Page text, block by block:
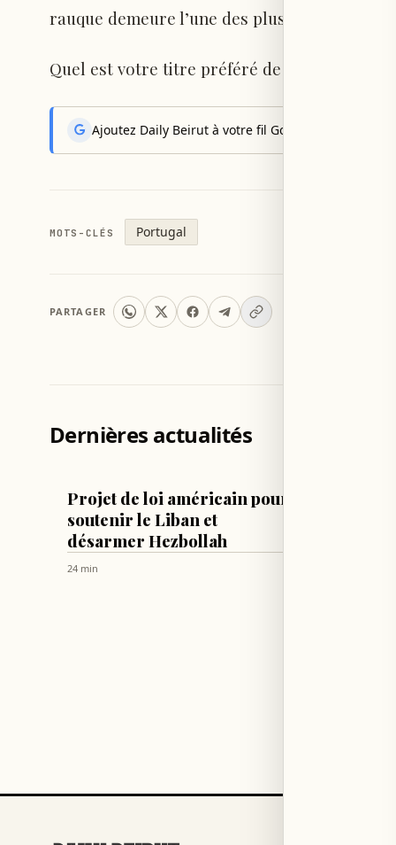
rauque demeure l’une des plus distinctives
Quel est votre titre préféré de Bonnie Tyler
Ajoutez Daily Beirut à votre fil Google News pour
MOTS-CLÉS Portugal
PARTAGER
Dernières actualités
Projet de loi américain pour
soutenir le Liban et
désarmer Hezbollah
24 min